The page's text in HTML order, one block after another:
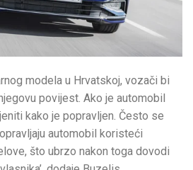
modela u Hrvatskoj, vozači bi
povijest. Ako je automobil
kako je popravljen. Često se
automobil koristeći
što ubrzo nakon toga dovodi